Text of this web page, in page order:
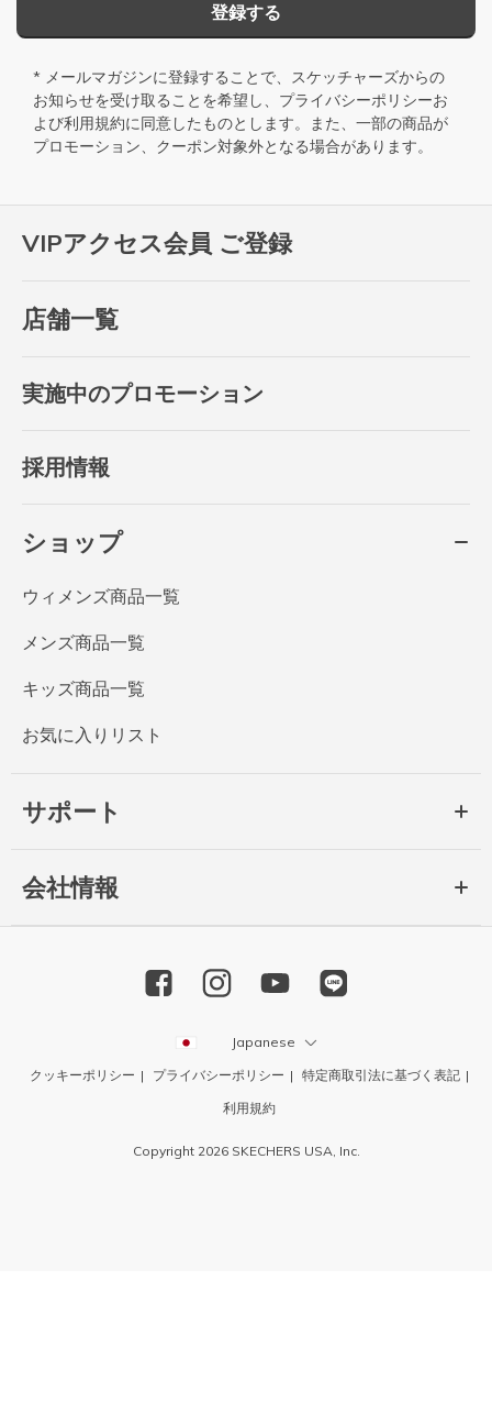
VIPアクセス会員 ご登録
店舗一覧
実施中のプロモーション
採用情報
ショップ
ウィメンズ商品一覧
メンズ商品一覧
キッズ商品一覧
お気に入りリスト
サポート
会社情報
登録する
* メールマガジンに登録することで、スケッチャーズからの
お知らせを受け取ることを希望し、 プライバシーポリシーお
よび利用規約に同意したものとします。また、一部の商品が
プロモーション、クーポン対象外となる場合があります。
Japanese
クッキーポリシー プライバシーポリシー
特定商取引法に基づく表記
利用規約
Copyright 2026 SKECHERS USA, Inc.